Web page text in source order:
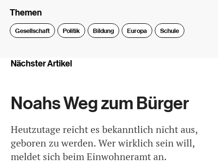
Themen
Gesellschaft Politik Bildung Europa Schule
Nächster Artikel
Noahs Weg zum Bürger
Heutzutage reicht es bekanntlich nicht aus,
geboren zu werden. Wer wirklich sein will,
meldet sich beim Einwohneramt an.